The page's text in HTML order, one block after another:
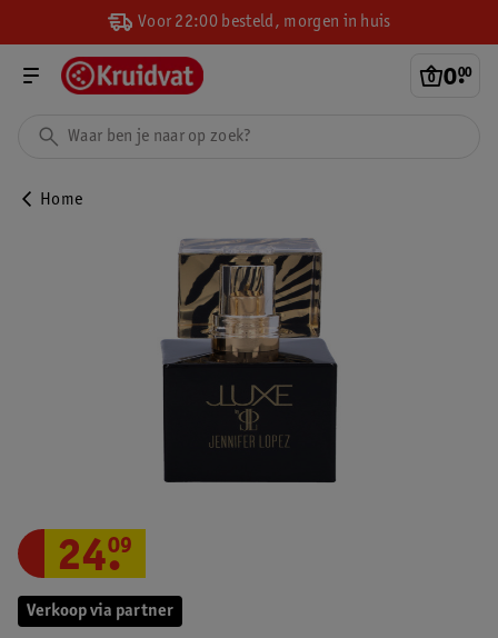
Voor 22:00 besteld, morgen in huis
0.
00
Home
Verkoop via partner
24.
09